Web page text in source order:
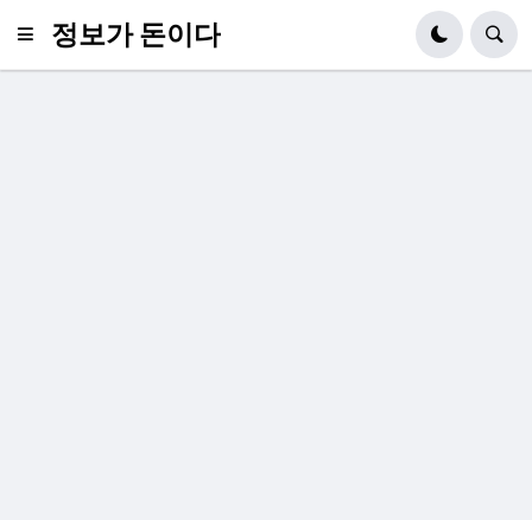
정보가 돈이다